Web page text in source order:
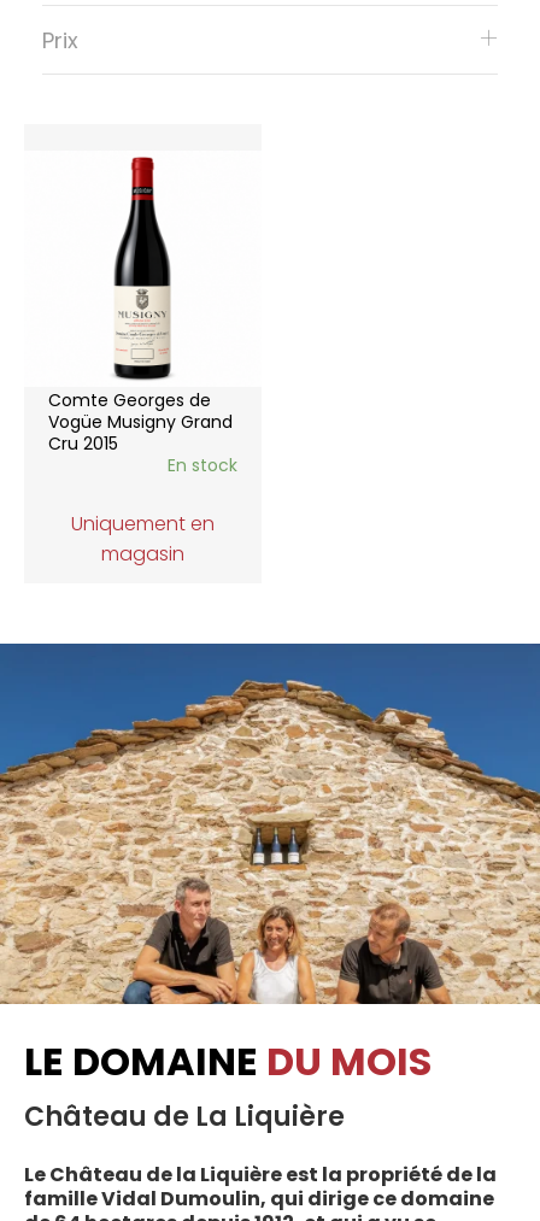
Comte Georges de
Vogüe Musigny Grand
Cru 2015
En stock
Uniquement en
magasin
Prix
LE DOMAINE DU MOIS
Château de La Liquière
Le Château de la Liquière est la propriété de la
famille Vidal Dumoulin, qui dirige ce domaine